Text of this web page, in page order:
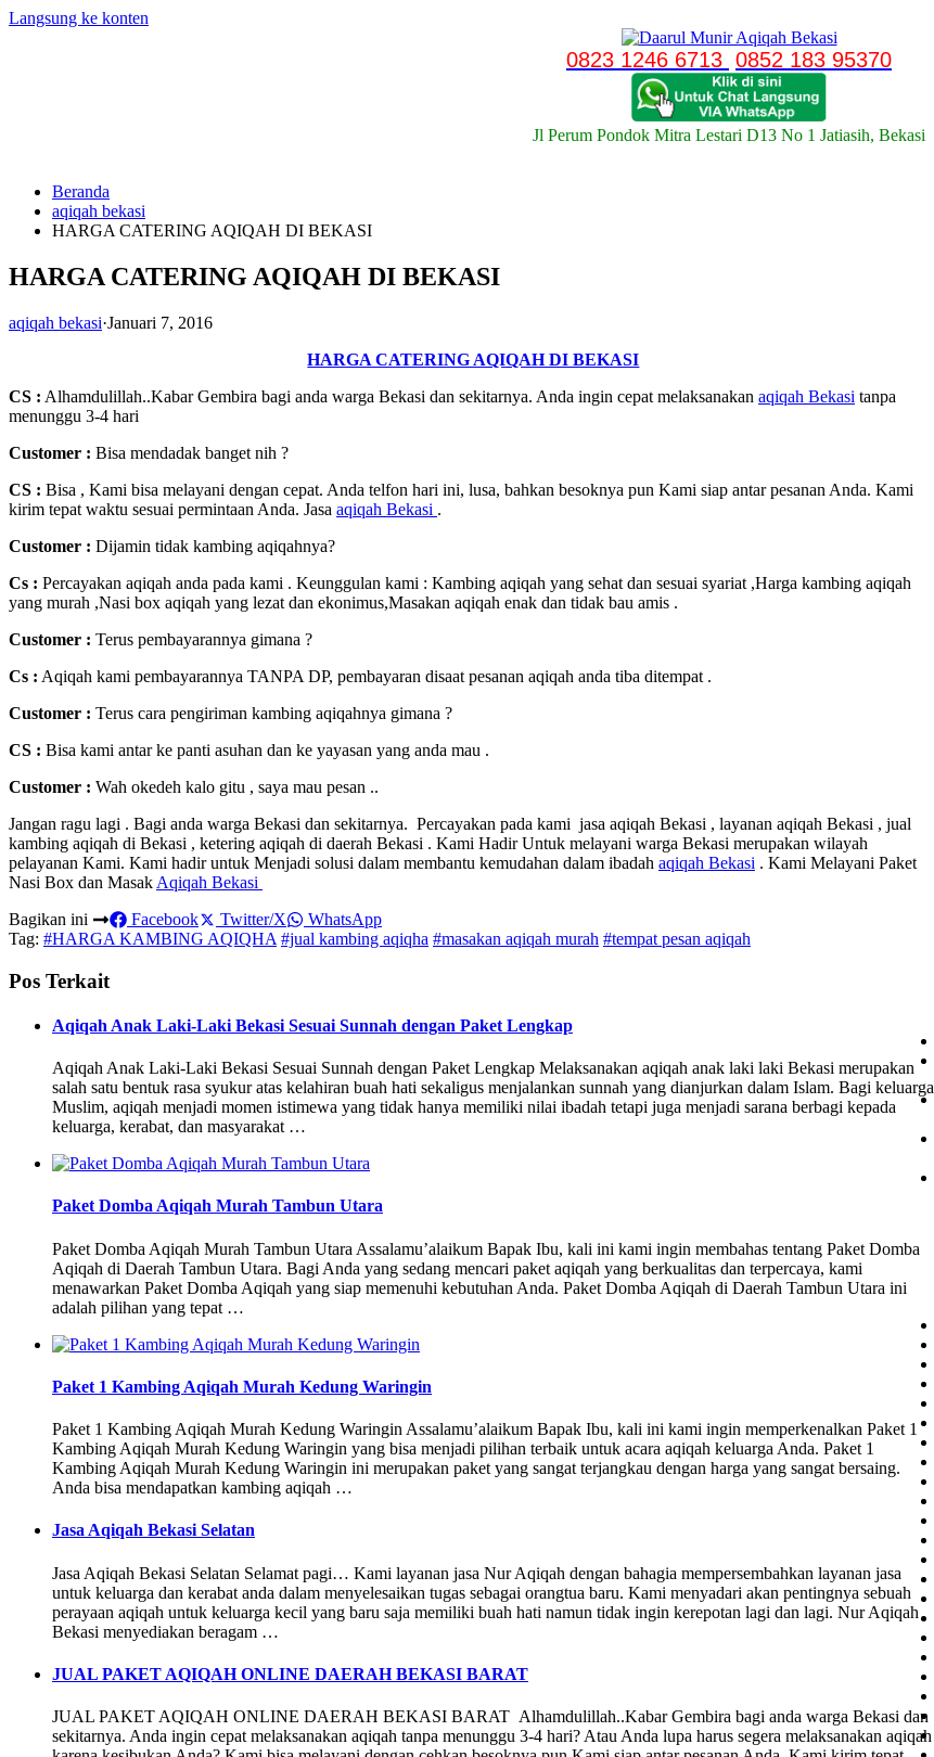
Langsung ke konten
0823 1246 6713 0852 183 95370
Jl Perum Pondok Mitra Lestari D13 No 1 Jatiasih, Bekasi
Beranda
aqiqah bekasi
HARGA CATERING AQIQAH DI BEKASI
HARGA CATERING AQIQAH DI BEKASI
aqiqah bekasi·Januari 7, 2016
HARGA CATERING AQIQAH DI BEKASI
CS : Alhamdulillah..Kabar Gembira bagi anda warga Bekasi dan sekitarnya. Anda ingin cepat melaksanakan aqiqah Bekasi tanpa
menunggu 3-4 hari
Customer : Bisa mendadak banget nih ?
CS : Bisa , Kami bisa melayani dengan cepat. Anda telfon hari ini, lusa, bahkan besoknya pun Kami siap antar pesanan Anda. Kami
kirim tepat waktu sesuai permintaan Anda. Jasa aqiqah Bekasi .
Customer : Dijamin tidak kambing aqiqahnya?
Cs : Percayakan aqiqah anda pada kami . Keunggulan kami : Kambing aqiqah yang sehat dan sesuai syariat ,Harga kambing aqiqah
yang murah ,Nasi box aqiqah yang lezat dan ekonimus,Masakan aqiqah enak dan tidak bau amis .
Customer : Terus pembayarannya gimana ?
Cs : Aqiqah kami pembayarannya TANPA DP, pembayaran disaat pesanan aqiqah anda tiba ditempat .
Customer : Terus cara pengiriman kambing aqiqahnya gimana ?
CS : Bisa kami antar ke panti asuhan dan ke yayasan yang anda mau .
Customer : Wah okedeh kalo gitu , saya mau pesan ..
Jangan ragu lagi . Bagi anda warga Bekasi dan sekitarnya. Percayakan pada kami jasa aqiqah Bekasi , layanan aqiqah Bekasi , jual
kambing aqiqah di Bekasi , ketering aqiqah di daerah Bekasi . Kami Hadir Untuk melayani warga Bekasi merupakan wilayah
pelayanan Kami. Kami hadir untuk Menjadi solusi dalam membantu kemudahan dalam ibadah aqiqah Bekasi . Kami Melayani Paket
Nasi Box dan Masak Aqiqah Bekasi
Bagikan ini
Facebook Twitter/X
WhatsApp
Tag: #HARGA KAMBING AQIQHA #jual kambing aqiqha #masakan aqiqah murah #tempat pesan aqiqah
Pos Terkait
Aqiqah Anak Laki-Laki Bekasi Sesuai Sunnah dengan Paket Lengkap
Aqiqah Anak Laki-Laki Bekasi Sesuai Sunnah dengan Paket Lengkap Melaksanakan aqiqah anak laki laki Bekasi merupakan
salah satu bentuk rasa syukur atas kelahiran buah hati sekaligus menjalankan sunnah yang dianjurkan dalam Islam. Bagi keluarga
Muslim, aqiqah menjadi momen istimewa yang tidak hanya memiliki nilai ibadah tetapi juga menjadi sarana berbagi kepada
keluarga, kerabat, dan masyarakat …
Paket Domba Aqiqah Murah Tambun Utara
Paket Domba Aqiqah Murah Tambun Utara Assalamu’alaikum Bapak Ibu, kali ini kami ingin membahas tentang Paket Domba
Aqiqah di Daerah Tambun Utara. Bagi Anda yang sedang mencari paket aqiqah yang berkualitas dan terpercaya, kami
menawarkan Paket Domba Aqiqah yang siap memenuhi kebutuhan Anda. Paket Domba Aqiqah di Daerah Tambun Utara ini
adalah pilihan yang tepat …
Paket 1 Kambing Aqiqah Murah Kedung Waringin
Paket 1 Kambing Aqiqah Murah Kedung Waringin Assalamu’alaikum Bapak Ibu, kali ini kami ingin memperkenalkan Paket 1
Kambing Aqiqah Murah Kedung Waringin yang bisa menjadi pilihan terbaik untuk acara aqiqah keluarga Anda. Paket 1
Kambing Aqiqah Murah Kedung Waringin ini merupakan paket yang sangat terjangkau dengan harga yang sangat bersaing.
Anda bisa mendapatkan kambing aqiqah …
Jasa Aqiqah Bekasi Selatan
Jasa Aqiqah Bekasi Selatan Selamat pagi… Kami layanan jasa Nur Aqiqah dengan bahagia mempersembahkan layanan jasa
untuk keluarga dan kerabat anda dalam menyelesaikan tugas sebagai orangtua baru. Kami menyadari akan pentingnya sebuah
perayaan aqiqah untuk keluarga kecil yang baru saja memiliki buah hati namun tidak ingin kerepotan lagi dan lagi. Nur Aqiqah
Bekasi menyediakan beragam …
JUAL PAKET AQIQAH ONLINE DAERAH BEKASI BARAT
JUAL PAKET AQIQAH ONLINE DAERAH BEKASI BARAT Alhamdulillah..Kabar Gembira bagi anda warga Bekasi dan
sekitarnya. Anda ingin cepat melaksanakan aqiqah tanpa menunggu 3-4 hari? Atau Anda lupa harus segera melaksanakan aqiqah